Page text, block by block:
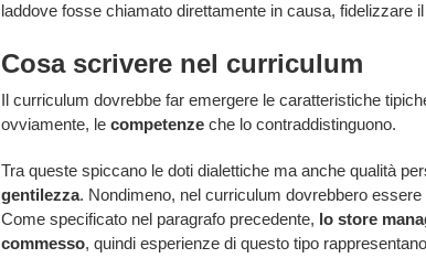
laddove fosse chiamato direttamente in causa, fidelizzare
Cosa scrivere nel curriculum
Il curriculum dovrebbe far emergere le caratteristiche
ovviamente, le competenzeche lo contraddistinguono.
Tra queste spiccano le doti dialettiche ma anche qualità
gentilezza. Nondimeno, nel curriculum dovrebbero
Come specificato nel paragrafo precedente, lo store
commesso, quindi esperienze di questo tipo